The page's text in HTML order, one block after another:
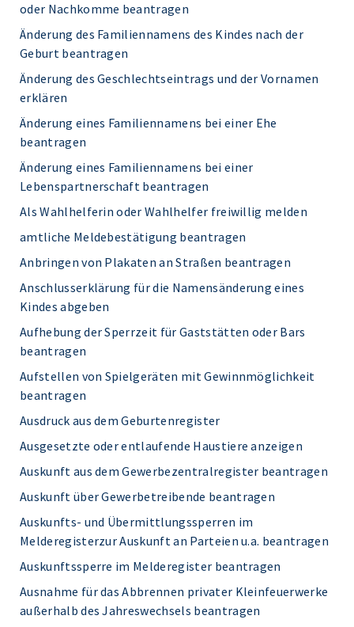
oder Nachkomme beantragen
Änderung des Familiennamens des Kindes nach der
Geburt beantragen
Änderung des Geschlechtseintrags und der Vornamen
erklären
Änderung eines Familiennamens bei einer Ehe
beantragen
Änderung eines Familiennamens bei einer
Lebenspartnerschaft beantragen
Als Wahlhelferin oder Wahlhelfer freiwillig melden
amtliche Meldebestätigung beantragen
Anbringen von Plakaten an Straßen beantragen
Anschlusserklärung für die Namensänderung eines
Kindes abgeben
Aufhebung der Sperrzeit für Gaststätten oder Bars
beantragen
Aufstellen von Spielgeräten mit Gewinnmöglichkeit
beantragen
Ausdruck aus dem Geburtenregister
Ausgesetzte oder entlaufende Haustiere anzeigen
Auskunft aus dem Gewerbezentralregister beantragen
Auskunft über Gewerbetreibende beantragen
Auskunfts- und Übermittlungssperren im
Melderegisterzur Auskunft an Parteien u.a. beantragen
Auskunftssperre im Melderegister beantragen
Ausnahme für das Abbrennen privater Kleinfeuerwerke
außerhalb des Jahreswechsels beantragen